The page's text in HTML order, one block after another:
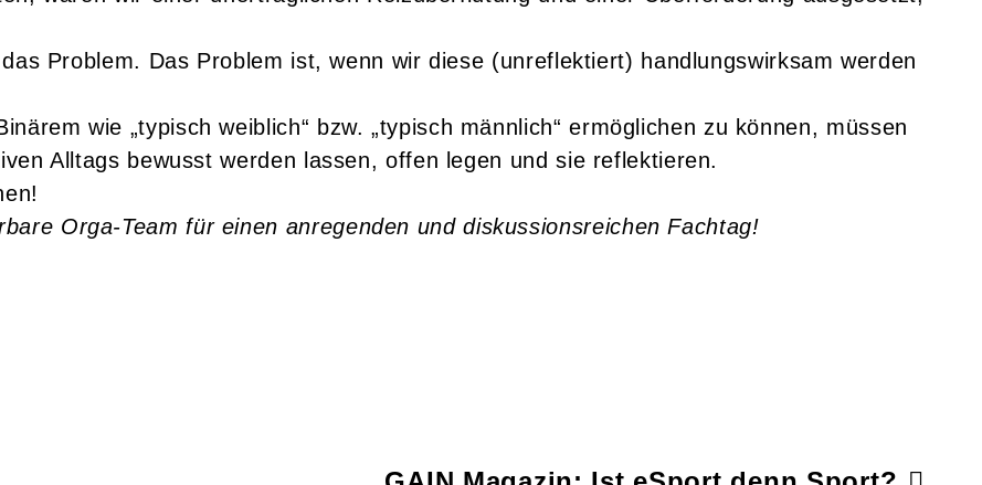
Problem. Das Problem ist, wenn wir diese (unreflektiert) handlungswirksam werden
wie „typisch weiblich“ bzw. „typisch männlich“ ermöglichen zu können, müssen
Alltags bewusst werden lassen, offen legen und sie reflektieren.
Orga-Team für einen anregenden und diskussionsreichen Fachtag!